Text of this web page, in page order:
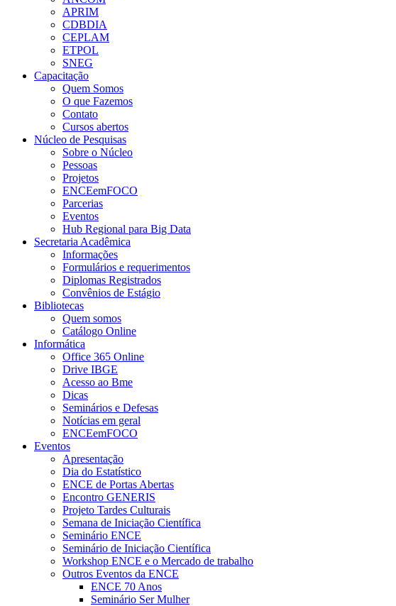
APRIM
CDBDIA
CEPLAM
ETPOL
SNEG
Capacitação
Quem Somos
O que Fazemos
Contato
Cursos abertos
Núcleo de Pesquisas
Sobre o Núcleo
Pessoas
Projetos
ENCEemFOCO
Parcerias
Eventos
Hub Regional para Big Data
Secretaria Acadêmica
Informações
Formulários e requerimentos
Diplomas Registrados
Convênios de Estágio
Bibliotecas
Quem somos
Catálogo Online
Informática
Office 365 Online
Drive IBGE
Acesso ao Bme
Dicas
Seminários e Defesas
Notícias em geral
ENCEemFOCO
Eventos
Apresentação
Dia do Estatístico
ENCE de Portas Abertas
Encontro GENERIS
Projeto Tardes Culturais
Semana de Iniciação Científica
Seminário ENCE
Seminário de Iniciação Científica
Workshop ENCE e o Mercado de trabalho
Outros Eventos da ENCE
ENCE 70 Anos
Seminário Ser Mulher